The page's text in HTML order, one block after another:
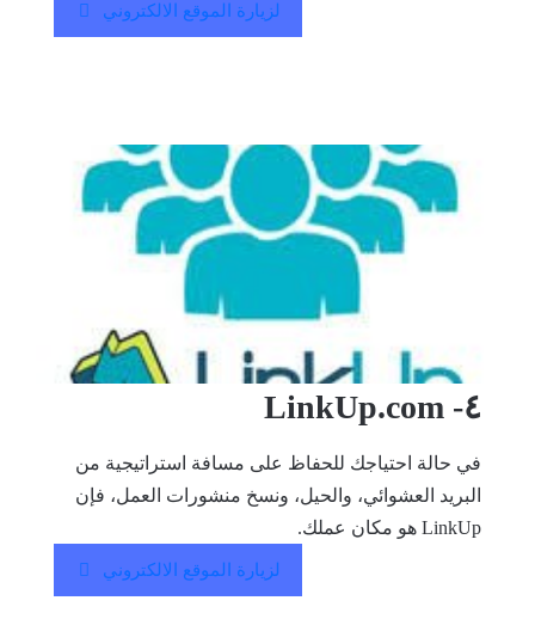
لزيارة الموقع الالكتروني
٤- LinkUp.com
في حالة احتياجك للحفاظ على مسافة استراتيجية من
البريد العشوائي، والحيل، ونسخ منشورات العمل، فإن
LinkUp هو مكان عملك.
لزيارة الموقع الالكتروني